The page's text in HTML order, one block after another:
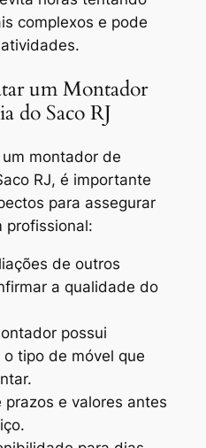
complexos e pode
um Montador
do Saco RJ
montador de
RJ, é importante
para assegurar
profissional:
de outros
a qualidade do
possui
tipo de móvel que
prazos e valores antes